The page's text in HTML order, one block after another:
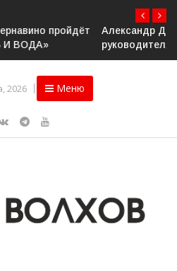
рабочее совещание с
ветеранов СВО
2026 Меню